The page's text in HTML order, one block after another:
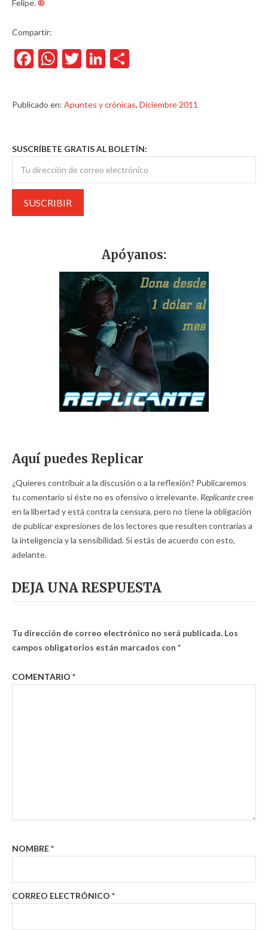
Felipe.®
Compartir:
Facebook
WhatsApp
TwitterLinkedIn
Publicado en: Apuntes y crónicas, Diciembre 2011
SUSCRÍBETE GRATIS AL BOLETÍN:
Apóyanos:
Aquí puedes Replicar
¿Quieres contribuir a la discusión o a la reflexión? Publicaremos
tu comentario si éste no es ofensivo o irrelevante. Replicantecree
en la libertad y está contra la censura, pero no tiene la obligación
de publicar expresiones de los lectores que resulten contrarias a
la inteligencia y la sensibilidad. Si estás de acuerdo con esto,
adelante.
DEJA UNA RESPUESTA
Tu dirección de correo electrónico no será publicada. Los
campos obligatorios están marcados con *
COMENTARIO *
NOMBRE*
CORREO ELECTRÓNICO *